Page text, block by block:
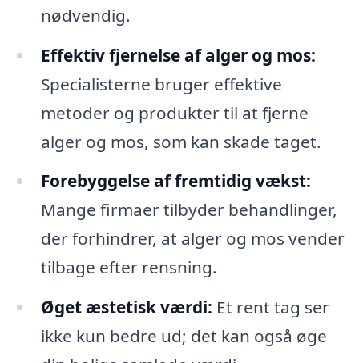
nødvendig.
Effektiv fjernelse af alger og mos:
Specialisterne bruger effektive
metoder og produkter til at fjerne
alger og mos, som kan skade taget.
Forebyggelse af fremtidig vækst:
Mange firmaer tilbyder behandlinger,
der forhindrer, at alger og mos vender
tilbage efter rensning.
Øget æstetisk værdi: Et rent tag ser
ikke kun bedre ud; det kan også øge